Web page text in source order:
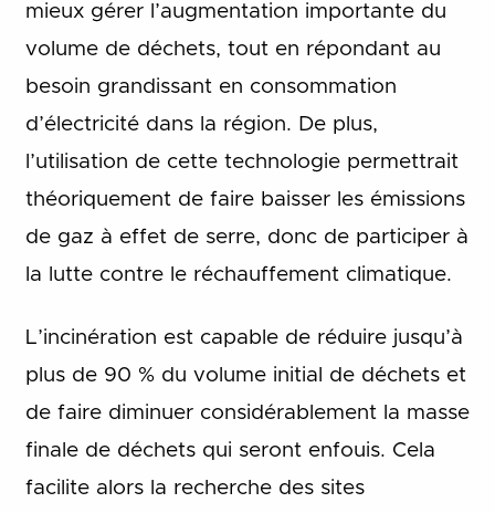
mieux gérer l’augmentation importante du
volume de déchets, tout en répondant au
besoin grandissant en consommation
d’électricité dans la région. De plus,
l’utilisation de cette technologie permettrait
théoriquement de faire baisser les émissions
de gaz à effet de serre, donc de participer à
la lutte contre le réchauffement climatique.
L’incinération est capable de réduire jusqu’à
plus de 90 % du volume initial de déchets et
de faire diminuer considérablement la masse
finale de déchets qui seront enfouis. Cela
facilite alors la recherche des sites